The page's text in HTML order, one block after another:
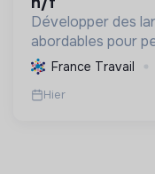
Développer des
abordables pour
empreinte
à l'espace durable
France Travail
Hier